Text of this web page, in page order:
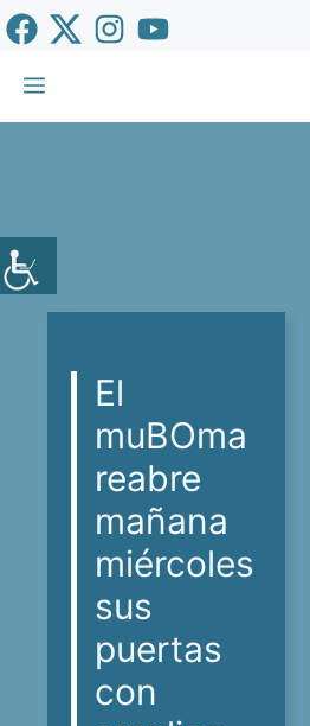
Saltar
al
contenido
Menú
El
muBOma
reabre
mañana
miércoles
sus
puertas
con